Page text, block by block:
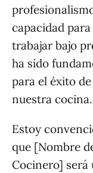
capacidad para
trabajar bajo
ha sido
para el éxito de
nuestra cocina.
Estoy
que [Nombre
Cocinero] será